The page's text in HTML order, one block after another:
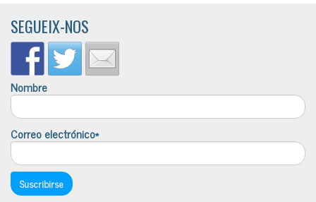
SEGUEIX-NOS
Nombre
Correo electrónico*